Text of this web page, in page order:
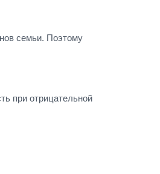
семьи. Поэтому
при отрицательной